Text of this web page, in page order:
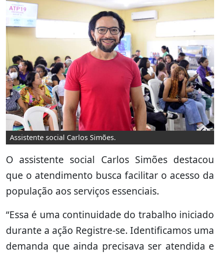
Assistente social Carlos Simões.
O assistente social Carlos Simões destacou
que o atendimento busca facilitar o acesso da
população aos serviços essenciais.
“Essa é uma continuidade do trabalho iniciado
durante a ação Registre-se. Identificamos uma
demanda que ainda precisava ser atendida e